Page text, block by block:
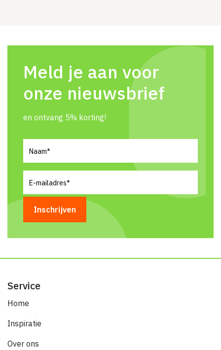
Meld je aan voor
onze nieuwsbrief
en ontvang 5% korting!
mailadres(Vereist)
Service
Home
Inspiratie
Over ons